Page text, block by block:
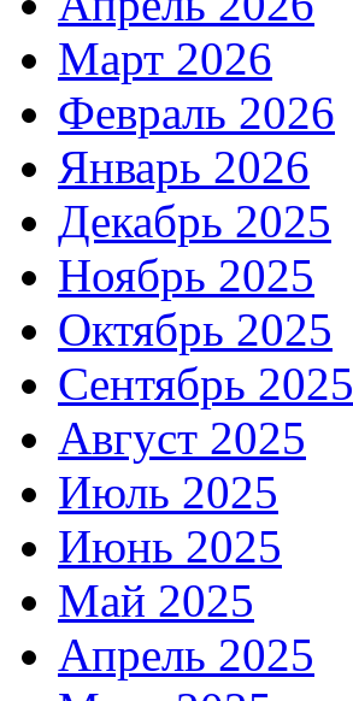
Март 2026
Февраль 2026
Январь 2026
Декабрь 2025
Ноябрь 2025
Октябрь 2025
Сентябрь 2025
Август 2025
Июль 2025
Июнь 2025
Май 2025
Апрель 2025